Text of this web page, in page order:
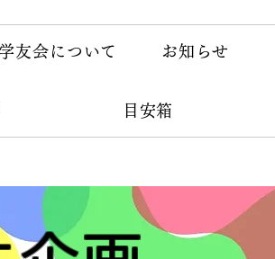
友会について お知らせ
目安箱